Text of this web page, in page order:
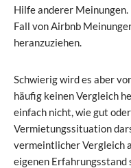
Hilfe anderer
Fall von Airbnb
heranzuziehen.
Schwierig wird es aber
häufig keinen Vergleich
einfach nicht, wie gut
Vermietungssituation
vermeintlicher Vergleich
eigenen Erfahrungsstand